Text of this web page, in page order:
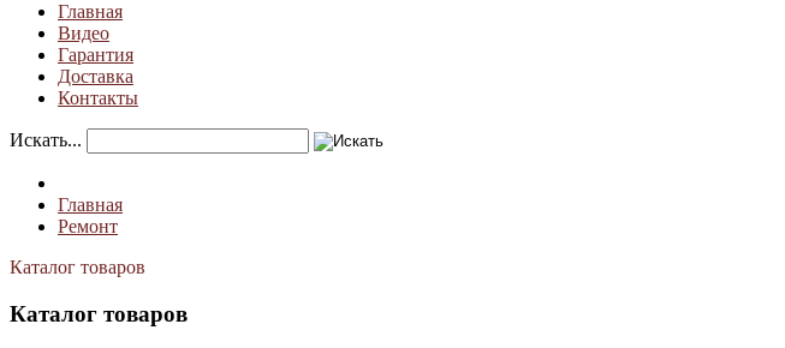
Главная
Видео
Гарантия
Доставка
Контакты
Искать...
Главная
Ремонт
Каталог товаров
Каталог товаров